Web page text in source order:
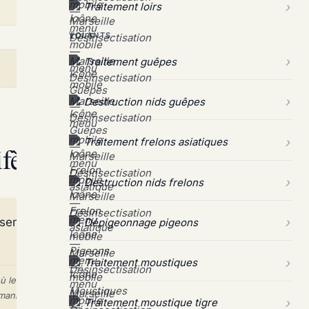
Traitement loirs
VOLANTS
Traitement guêpes
Destruction nids guêpes
Traitement frelons asiatiques
Destruction nids frelons
Dépigeonnage pigeons
Traitement moustiques
Traitement moustique tigre
ils à Les Olives ?
immeubles collectifs favorisent la prolifération des cafards